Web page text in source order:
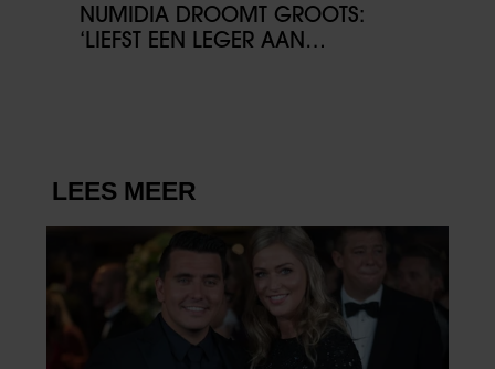
NUMIDIA DROOMT GROOTS:
‘LIEFST EEN LEGER AAN